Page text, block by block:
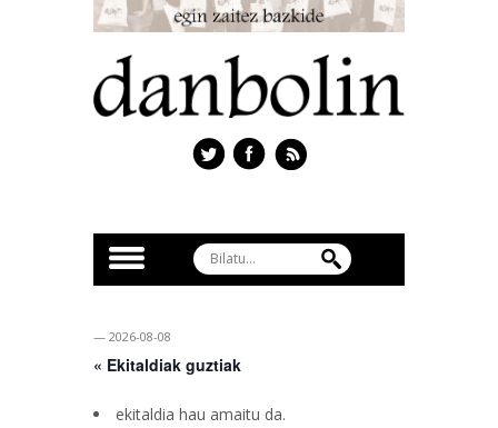
— 2026-08-08
« Ekitaldiak guztiak
ekitaldia hau amaitu da.